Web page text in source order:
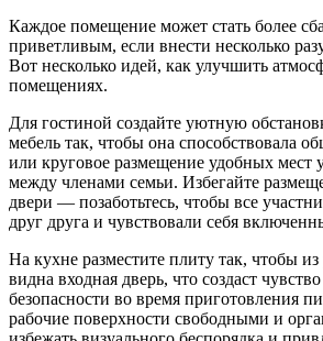
Каждое помещение может стать более
приветливым, если внести несколько
Вот несколько идей, как улучшить
помещениях.
Для гостиной создайте уютную
мебель так, чтобы она способствовала
или круговое размещение удобных мест
между членами семьи. Избегайте
двери — позаботьтесь, чтобы все
друг друга и чувствовали себя
На кухне разместите плиту так, чтобы
видна входная дверь, что создаст
безопасности во время приготовления
рабочие поверхности свободными и